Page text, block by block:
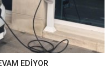
EDİYOR